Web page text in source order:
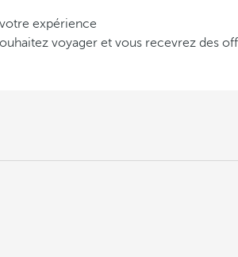
expérience
voyager et vous recevrez des